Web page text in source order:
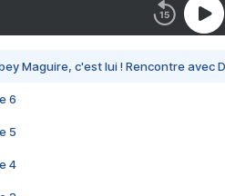
Maguire, c'est lui ! Rencontre avec
6
5
4